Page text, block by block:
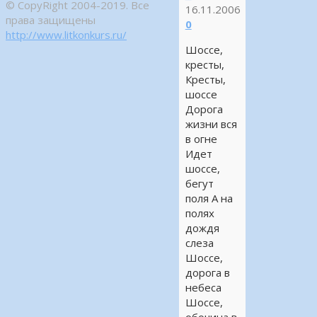
16.11.2006
0
Шоссе,
кресты,
Кресты,
шоссе
Дорога
жизни вся
в огне
Идет
шоссе,
бегут
поля А на
полях
дождя
слеза
Шоссе,
дорога в
небеса
Шоссе,
© CopyRight 2004-2019. Все
права защищены
http://www.litkonkurs.ru/